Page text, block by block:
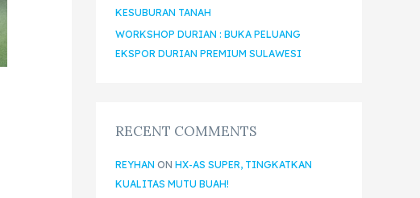
KESUBURAN TANAH
WORKSHOP DURIAN : BUKA PELUANG
EKSPOR DURIAN PREMIUM SULAWESI
RECENT COMMENTS
REYHAN ON HX-AS SUPER, TINGKATKAN
KUALITAS MUTU BUAH!